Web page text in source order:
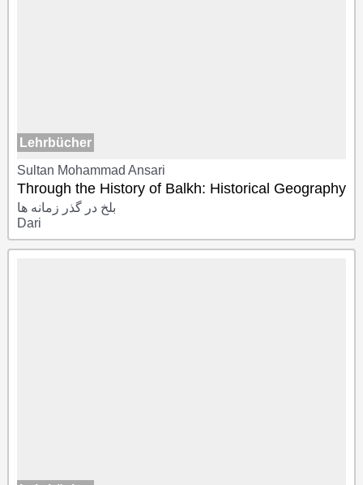
Lehrbücher
Sultan Mohammad Ansari
Through the History of Balkh: Historical Geography
بلخ در گذر زمانه ها
Dari